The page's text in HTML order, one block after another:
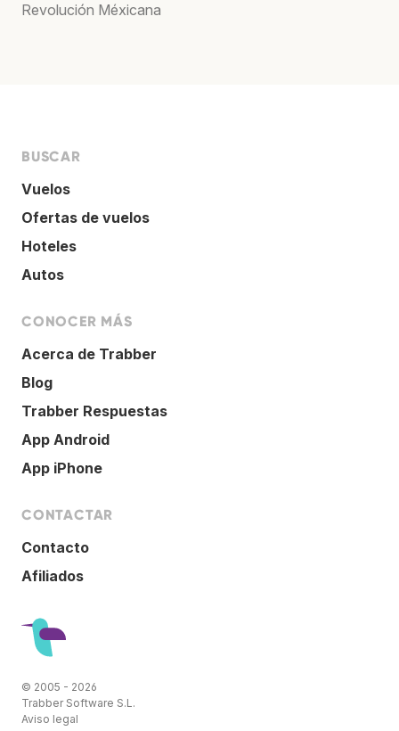
Revolución Méxicana
BUSCAR
Vuelos
Ofertas de vuelos
Hoteles
Autos
CONOCER MÁS
Acerca de Trabber
Blog
Trabber Respuestas
App Android
App iPhone
CONTACTAR
Contacto
Afiliados
© 2005 - 2026
Trabber Software S.L.
Aviso legal